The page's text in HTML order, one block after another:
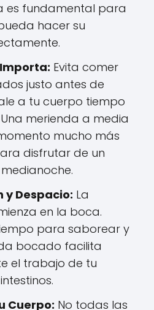
es fundamental para
hacer su
Evita comer
justo antes de
a tu cuerpo tiempo
merienda a media
mucho más
disfrutar de un
y Despacio: La
en la boca.
para saborear y
bocado facilita
el trabajo de tu
Cuerpo: No todas las